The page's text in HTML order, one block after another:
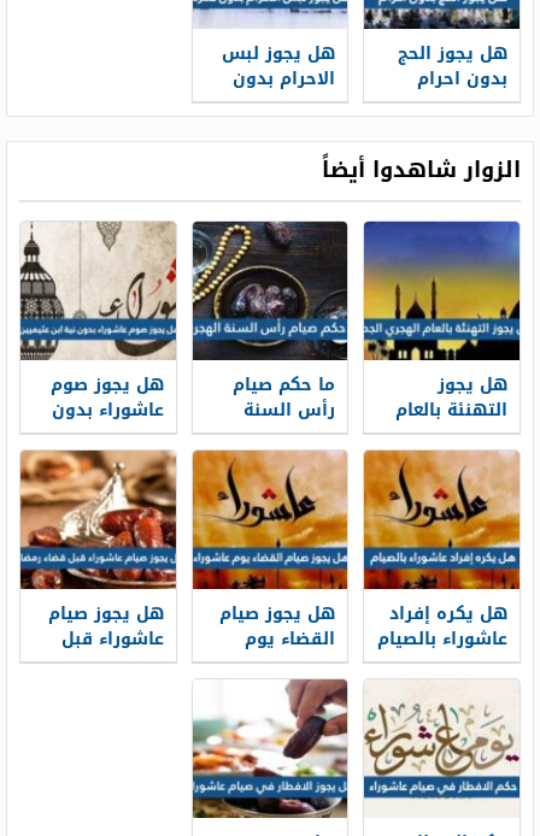
هل يجوز الحج
بدون احرام
هل يجوز لبس
الاحرام بدون
عمره
الزوار شاهدوا أيضاً
هل يجوز
التهنئة بالعام
الهجري الجديد
1448
ما حكم صيام
رأس السنة
الهجرية
هل يجوز صوم
عاشوراء بدون
نية ابن عثيميين
هل يكره إفراد
عاشوراء بالصيام
هل يجوز صيام
القضاء يوم
عاشوراء
هل يجوز صيام
عاشوراء قبل
قضاء رمضان